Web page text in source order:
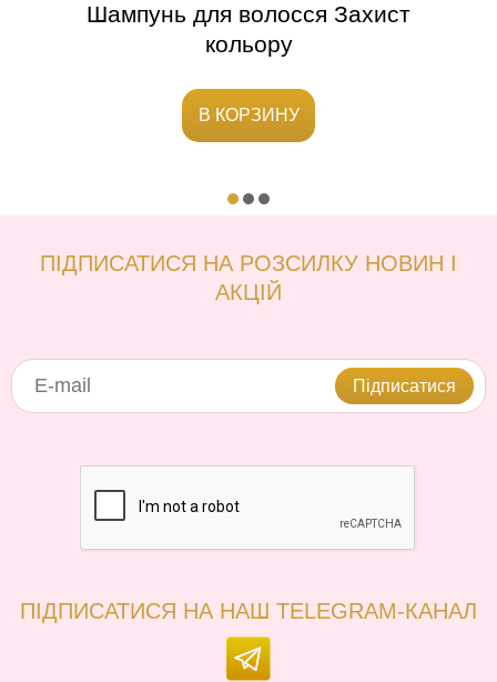
Шампунь для волосся Захист
кольору
В КОРЗИНУ
ПІДПИСАТИСЯ НА РОЗСИЛКУ НОВИН І
АКЦІЙ
Підписатися
ПІДПИСАТИСЯ НА НАШ TELEGRAM-КАНАЛ